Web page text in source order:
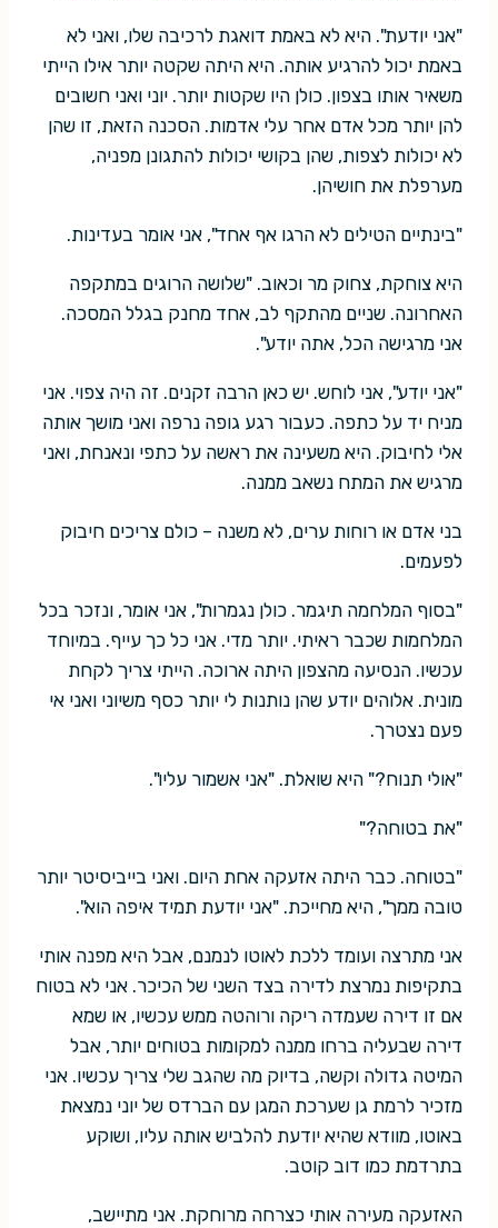
"אני יודעת". היא לא באמת דואגת לרכיבה שלו, ואני לא
באמת יכול להרגיע אותה. היא היתה שקטה יותר אילו הייתי
משאיר אותו בצפון. כולן היו שקטות יותר. יוני ואני חשובים
להן יותר מכל אדם אחר עלי אדמות. הסכנה הזאת, זו שהן
לא יכולות לצפות, שהן בקושי יכולות להתגונן מפניה,
מערפלת את חושיהן.
"בינתיים הטילים לא הרגו אף אחד", אני אומר בעדינות.
היא צוחקת, צחוק מר וכאוב. "שלושה הרוגים במתקפה
האחרונה. שניים מהתקף לב, אחד מחנק בגלל המסכה.
אני מרגישה הכל, אתה יודע".
"אני יודע", אני לוחש. יש כאן הרבה זקנים. זה היה צפוי. אני
מניח יד על כתפה. כעבור רגע גופה נרפה ואני מושך אותה
אלי לחיבוק. היא משעינה את ראשה על כתפי ונאנחת, ואני
מרגיש את המתח נשאב ממנה.
בני אדם או רוחות ערים, לא משנה – כולם צריכים חיבוק
לפעמים.
"בסוף המלחמה תיגמר. כולן נגמרות", אני אומר, ונזכר בכל
המלחמות שכבר ראיתי. יותר מדי. אני כל כך עייף. במיוחד
עכשיו. הנסיעה מהצפון היתה ארוכה. הייתי צריך לקחת
מונית. אלוהים יודע שהן נותנות לי יותר כסף משיוני ואני אי
פעם נצטרך.
"אולי תנוח?" היא שואלת. "אני אשמור עליו".
"את בטוחה?"
"בטוחה. כבר היתה אזעקה אחת היום. ואני בייביסיטר יותר
טובה ממך", היא מחייכת. "אני יודעת תמיד איפה הוא".
אני מתרצה ועומד ללכת לאוטו לנמנם, אבל היא מפנה אותי
בתקיפות נמרצת לדירה בצד השני של הכיכר. אני לא בטוח
אם זו דירה שעמדה ריקה ורוהטה ממש עכשיו, או שמא
דירה שבעליה ברחו ממנה למקומות בטוחים יותר, אבל
המיטה גדולה וקשה, בדיוק מה שהגב שלי צריך עכשיו. אני
מזכיר לרמת גן שערכת המגן עם הברדס של יוני נמצאת
באוטו, מוודא שהיא יודעת להלביש אותה עליו, ושוקע
בתרדמת כמו דוב קוטב.
האזעקה מעירה אותי כצרחה מרוחקת. אני מתיישב,